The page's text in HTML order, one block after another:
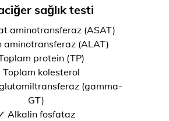
sağlık testi
aminotransferaz (ASAT)
aminotransferaz (ALAT)
protein (TP)
Toplam kolesterol
(gamma-
GT)
Alkalin fosfataz